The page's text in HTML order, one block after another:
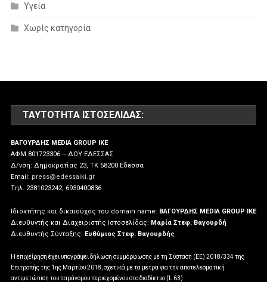
Υγεία
Χωρίς κατηγορία
ΤΑΥΤΌΤΗΤΑ ΙΣΤΟΣΕΛΊΔΑΣ:
ΒΑΓΟΥΡΔΗΣ MEDIA GROUP IKE
ΑΦΜ 801723306 – ΔΟΥ ΕΔΕΣΣΑΣ
Δ/νση: Δημοκρατίας 23, ΤΚ 58200 Εδεσσα
Email: press@edessaiki.gr
Tηλ. 2381023242, 6930400836
Ιδιοκτήτης και δικαιούχος του domain name: ΒΑΓΟΥΡΔΗΣ MEDIA GROUP IKE
Διευθυντής και Διαχειριστής Ιστοσελίδας: Μαρία Στεφ. Βαγουρδή
Διευθυντής Σύνταξης: Ευθύμιος Στεφ. Βαγουρδής
Η επιχείρηση έχει υπογράψει δήλωση συμμόρφωσης με τη Σύσταση (ΕΕ) 2018/334 της
Επιτροπής της 1ης Μαρτίου 2018, σχετικά με τα μέτρα για την αποτελεσματική
αντιμετώπιση του παράνομου περιεχομένου στο διαδίκτυο (L 63)